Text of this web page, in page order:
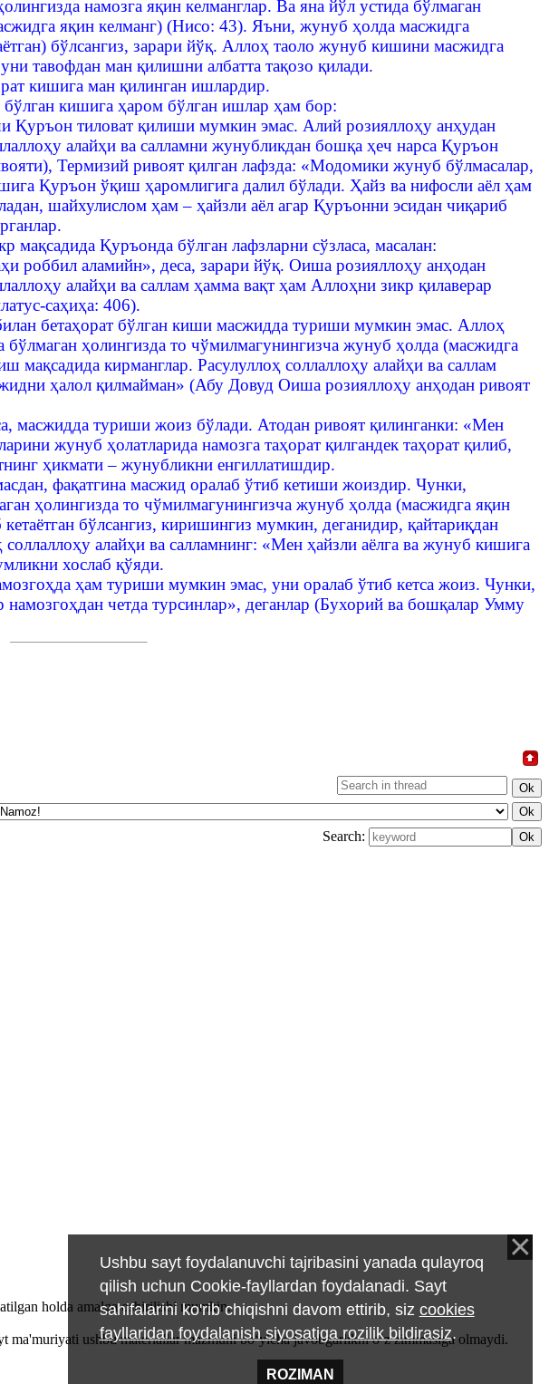
намозга яқин келманглар. Ва яна йўл устида бўлмаган
яқин келманг) (Нисо: 43). Яъни, жунуб ҳолда масжидга
бўлсангиз, зарари йўқ. Аллоҳ таоло жунуб кишини масжидга
тавофдан ман қилишни албатта тақозо қилади.
кишига ман қилинган ишлардир.
бўлган кишига ҳаром бўлган ишлар ҳам бор:
Қуръон тиловат қилиши мумкин эмас. Алий розияллоҳу анҳудан
алайҳи ва салламни жунубликдан бошқа ҳеч нарса Қуръон
Термизий ривоят қилган лафзда: «Модомики жунуб бўлмасалар,
Қуръон ўқиш ҳаромлигига далил бўлади. Ҳайз ва нифосли аёл ҳам
шайхулислом ҳам – ҳайзли аёл агар Қуръонни эсидан чиқариб
Қуръонда бўлган лафзларни сўзласа, масалан:
роббил аламийн», деса, зарари йўқ. Оиша розияллоҳу анҳодан
алайҳи ва саллам ҳамма вақт ҳам Аллоҳни зикр қилаверар
саҳиҳа: 406).
бетаҳорат бўлган киши масжидда туриши мумкин эмас. Аллоҳ
ҳолингизда то чўмилмагунингизча жунуб ҳолда (масжидга
кирманглар. Расулуллоҳ соллаллоҳу алайҳи ва саллам
ҳалол қилмайман» (Абу Довуд Оиша розияллоҳу анҳодан ривоят
масжидда туриши жоиз бўлади. Атодан ривоят қилинганки: «Мен
жунуб ҳолатларида намозга таҳорат қилгандек таҳорат қилиб,
ҳикмати – жунубликни енгиллатишдир.
фақатгина масжид оралаб ўтиб кетиши жоиздир. Чунки,
ҳолингизда то чўмилмагунингизча жунуб ҳолда (масжидга яқин
бўлсангиз, киришингиз мумкин, деганидир, қайтариқдан
алайҳи ва салламнинг: «Мен ҳайзли аёлга ва жунуб кишига
хослаб қўяди.
ҳам туриши мумкин эмас, уни оралаб ўтиб кетса жоиз. Чунки,
намозгоҳдан четда турсинлар», деганлар (Бухорий ва бошқалар Умму
Search:
holda amalga oshirilishi mumkin.
ushbu materiallar mazmuni bo‘yicha javobgarlikni o‘z zimmasiga olmaydi.
Ushbu sayt foydalanuvchi tajribasini yanada qulayroq
qilish uchun Cookie-fayllardan foydalanadi. Sayt
sahifalarini ko'rib chiqishni davom ettirib, siz cookies
fayllaridan foydalanish siyosatiga rozilik bildirasiz.
ROZIMAN